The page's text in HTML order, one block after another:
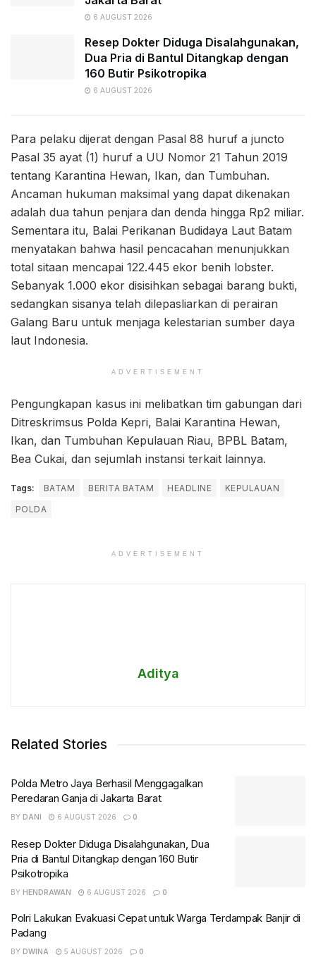
6 AUGUST 2026
Resep Dokter Diduga Disalahgunakan,
Dua Pria di Bantul Ditangkap dengan
160 Butir Psikotropika
6 AUGUST 2026
Para pelaku dijerat dengan Pasal 88 huruf a juncto
Pasal 35 ayat (1) huruf a UU Nomor 21 Tahun 2019
tentang Karantina Hewan, Ikan, dan Tumbuhan.
Ancaman hukuman maksimal yang dapat dikenakan
adalah dua tahun penjara dan denda hingga Rp2 miliar.
Sementara itu, Balai Perikanan Budidaya Laut Batam
menyatakan bahwa hasil pencacahan menunjukkan
total sitaan mencapai 122.445 ekor benih lobster.
Sebanyak 1.000 ekor disisihkan sebagai barang bukti,
sedangkan sisanya telah dilepasliarkan di perairan
Galang Baru untuk menjaga kelestarian sumber daya
laut Indonesia.
ADVERTISEMENT
Pengungkapan kasus ini melibatkan tim gabungan dari
Ditreskrimsus Polda Kepri, Balai Karantina Hewan,
Ikan, dan Tumbuhan Kepulauan Riau, BPBL Batam,
Bea Cukai, dan sejumlah instansi terkait lainnya.
Tags: BATAM BERITA BATAM HEADLINE
KEPULAUAN
POLDA
ADVERTISEMENT
Aditya
Related Stories
Polda Metro Jaya Berhasil Menggagalkan
Peredaran Ganja di Jakarta Barat
BY DANI 6 AUGUST 2026 0
Resep Dokter Diduga Disalahgunakan, Dua
Pria di Bantul Ditangkap dengan 160 Butir
Psikotropika
BY HENDRAWAN 6 AUGUST 2026 0
Polri Lakukan Evakuasi Cepat untuk Warga Terdampak Banjir di
Padang
BY DWINA 5 AUGUST 2026 0